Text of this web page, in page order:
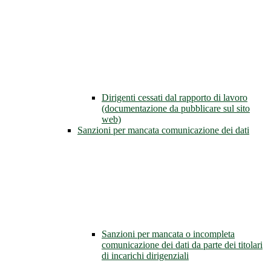
Dirigenti cessati dal rapporto di lavoro
(documentazione da pubblicare sul sito
web)
Sanzioni per mancata comunicazione dei dati
Sanzioni per mancata o incompleta
comunicazione dei dati da parte dei titolari
di incarichi dirigenziali